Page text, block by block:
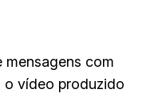
mensagens com
o vídeo produzido